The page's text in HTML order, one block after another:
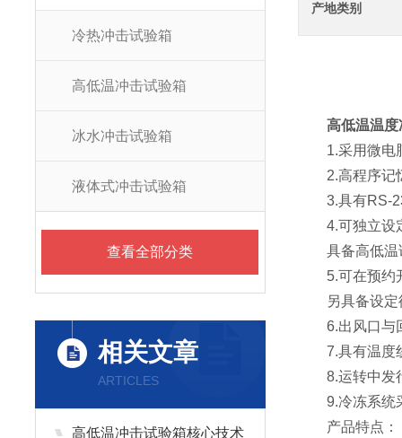
冷热冲击试验箱
高低温冲击试验箱
冰水冲击试验箱
液体式冲击试验箱
查看全部分类
相关文章
ARTICLES
高低温冲击试验箱核心技术
产地类别
高低温温
1.采用微电脑
2.高程序记忆
3.具有RS-
4.可独立设定
具备高低温
5.可在预约开
另具备设定
6.出风口与回
7.具有温度线
8.运转中发行
9.冷冻系统采
产品特点：